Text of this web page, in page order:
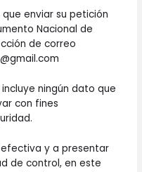
enviar su petición
Nacional de
de correo
ningún dato que
con fines
y a presentar
de control, en este